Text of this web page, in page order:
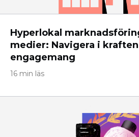
Hyperlokal
medier: Navigera i
engagemang
16 min läs